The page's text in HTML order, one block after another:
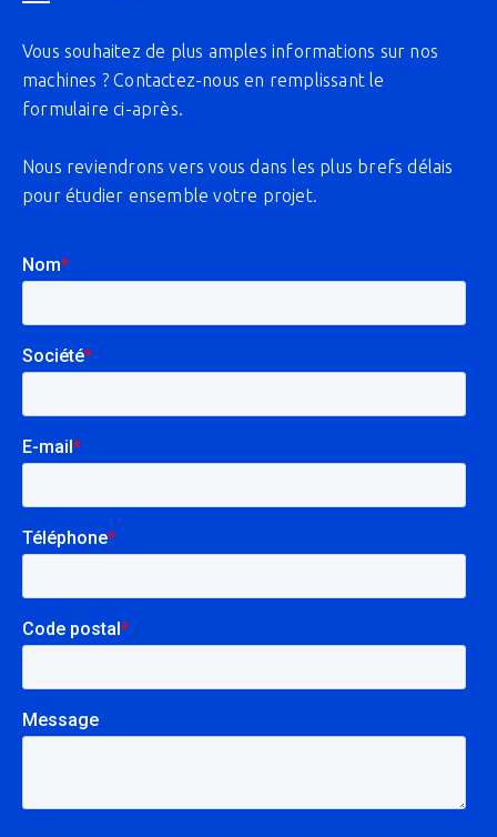
Vous souhaitez de plus amples informations sur nos
machines ? Contactez-nous en remplissant le
formulaire ci-après.
Nous reviendrons vers vous dans les plus brefs délais
pour étudier ensemble votre projet.